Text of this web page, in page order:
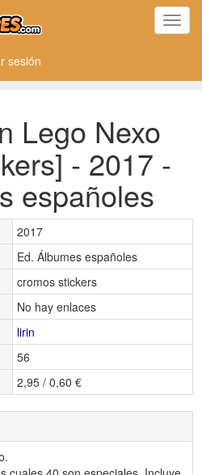
sesión
Lego Nexo
- 2017 -
españoles
2017
Ed. Álbumes españoles
cromos stickers
No hay enlaces
lirin
56
2,95 / 0,60 €